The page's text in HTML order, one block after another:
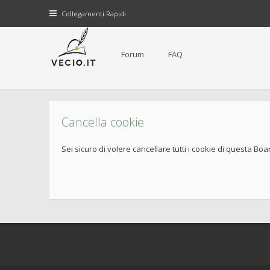
Collegamenti Rapidi
Forum FAQ
Cancella cookie
Sei sicuro di volere cancellare tutti i cookie di questa